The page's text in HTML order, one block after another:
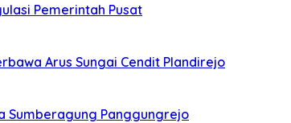
Pemerintah Pusat
Arus Sungai Cendit Plandirejo
Sumberagung Panggungrejo